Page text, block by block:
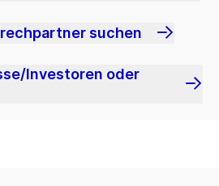
suchen
Investoren oder